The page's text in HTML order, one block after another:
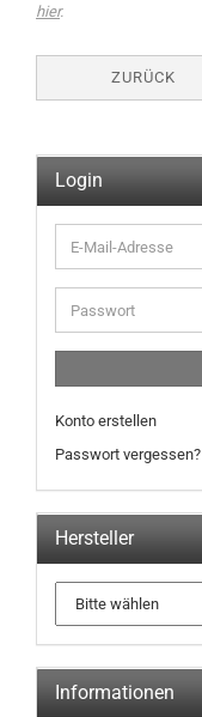
hier.
ZURÜCK
Login
E-
Mail-
Adresse
Passwort
Konto erstellen
Passwort vergessen?
Hersteller
Informationen